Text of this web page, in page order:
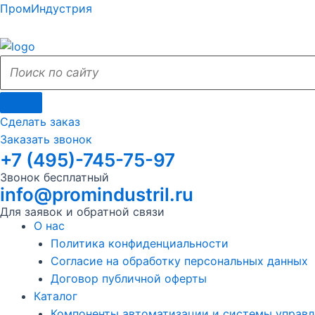
Перейти
содержимому
ПромИндустрия
Поиск
сайту
Поиск
Сделать заказ
Заказать звонок
+7 (495)-745-75-97
Звонок бесплатный
info@promindustril.ru
Для заявок и обратной связи
Меню
О нас
Политика конфиденциальности
Согласие на обработку персональных данных
Договор публичной оферты
Каталог
Поиск
сайту
Поиск
Меню